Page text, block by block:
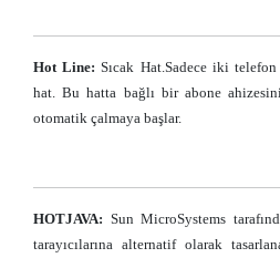
Hot Line: Sıcak Hat.Sadece iki
hat. Bu hatta bağlı bir abone
otomatik çalmaya başlar.
HOTJAVA: Sun MicroSystems
tarayıcılarına alternatif olarak